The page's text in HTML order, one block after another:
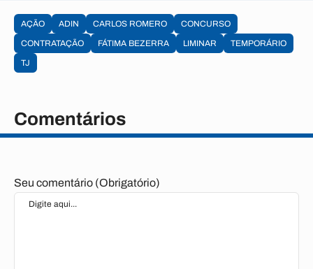
AÇÃO ADIN CARLOS ROMERO
CONCURSO
CONTRATAÇÃO
FÁTIMA BEZERRA LIMINAR
TEMPORÁRIO
TJ
Comentários
Seu comentário (Obrigatório)